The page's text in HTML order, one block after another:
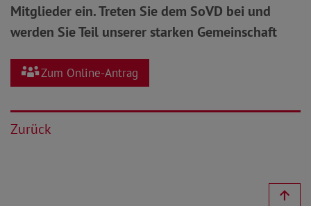
Mitglieder ein. Treten Sie dem SoVD bei und
werden Sie Teil unserer starken Gemeinschaft
Zum Online-Antrag
Zurück